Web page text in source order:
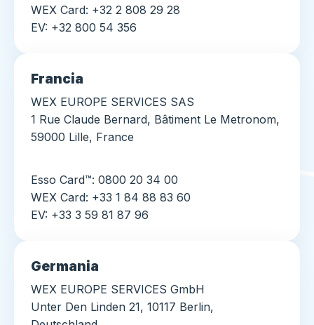
WEX Card: +32 2 808 29 28
EV: +32 800 54 356
Francia
WEX EUROPE SERVICES SAS
1 Rue Claude Bernard, Bâtiment Le Metronom,
59000 Lille, France
Esso Card™: 0800 20 34 00
WEX Card: +33 1 84 88 83 60
EV: +33 3 59 81 87 96
Germania
WEX EUROPE SERVICES GmbH
Unter Den Linden 21, 10117 Berlin,